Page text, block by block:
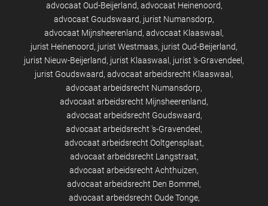
advocaat Oud-Beijerland advocaat Heinenoord
advocaat Goudswaard jurist Numansdorp
advocaat Mijnsheerenland advocaat Klaaswaal
jurist Heinenoord jurist Westmaas jurist Oud-Beijerland
jurist Nieuw-Beijerland jurist Klaaswaal
jurist 's-Gravendeel
jurist Goudswaard advocaat arbeidsrecht Klaaswaal
advocaat arbeidsrecht Numansdorp
advocaat arbeidsrecht Mijnsheerenland
advocaat arbeidsrecht Goudswaard
advocaat arbeidsrecht 's-Gravendeel
advocaat arbeidsrecht Ooltgensplaat
advocaat arbeidsrecht Langstraat
advocaat arbeidsrecht Achthuizen
advocaat arbeidsrecht Den Bommel
advocaat arbeidsrecht Oude Tonge